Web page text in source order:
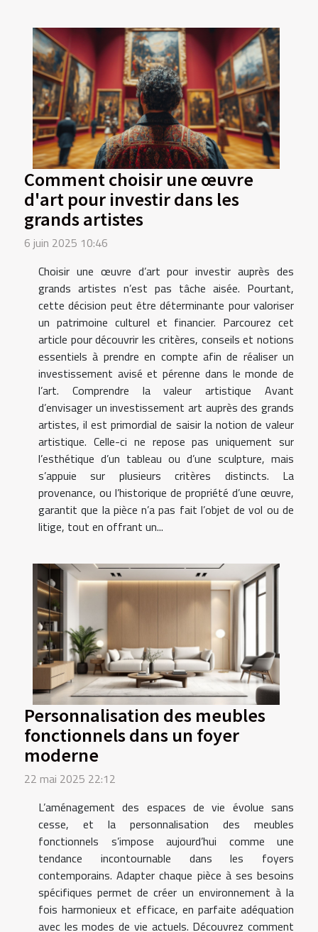
Comment choisir une œuvre
d'art pour investir dans les
grands artistes
6 juin 2025 10:46
Choisir une œuvre d’art pour investir auprès des
grands artistes n’est pas tâche aisée. Pourtant,
cette décision peut être déterminante pour valoriser
un patrimoine culturel et financier. Parcourez cet
article pour découvrir les critères, conseils et notions
essentiels à prendre en compte afin de réaliser un
investissement avisé et pérenne dans le monde de
l’art. Comprendre la valeur artistique Avant
d’envisager un investissement art auprès des grands
artistes, il est primordial de saisir la notion de valeur
artistique. Celle-ci ne repose pas uniquement sur
l’esthétique d’un tableau ou d’une sculpture, mais
s’appuie sur plusieurs critères distincts. La
provenance, ou l’historique de propriété d’une œuvre,
garantit que la pièce n’a pas fait l’objet de vol ou de
litige, tout en offrant un...
Personnalisation des meubles
fonctionnels dans un foyer
moderne
22 mai 2025 22:12
L’aménagement des espaces de vie évolue sans
cesse, et la personnalisation des meubles
fonctionnels s’impose aujourd’hui comme une
tendance incontournable dans les foyers
contemporains. Adapter chaque pièce à ses besoins
spécifiques permet de créer un environnement à la
fois harmonieux et efficace, en parfaite adéquation
avec les modes de vie actuels. Découvrez comment